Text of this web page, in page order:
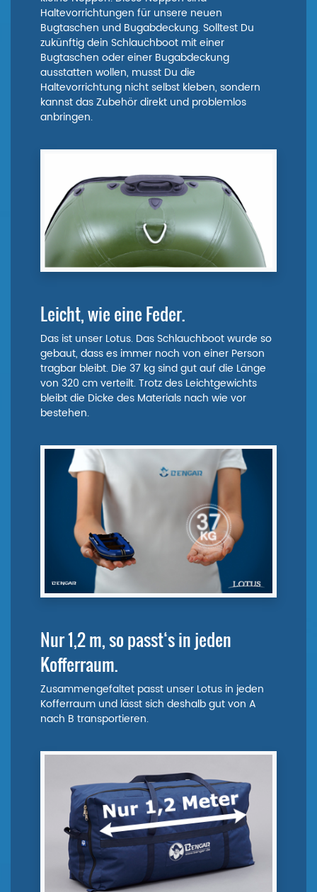
Haltevorrichtungen für unsere neuen
Bugtaschen und Bugabdeckung. Solltest Du
zukünftig dein Schlauchboot mit einer
Bugtaschen oder einer Bugabdeckung
ausstatten wollen, musst Du die
Haltevorrichtung nicht selbst kleben, sondern
kannst das Zubehör direkt und problemlos
anbringen.
Leicht, wie eine Feder.
Das ist unser Lotus. Das Schlauchboot wurde so
gebaut, dass es immer noch von einer Person
tragbar bleibt. Die 37 kg sind gut auf die Länge
von 320 cm verteilt. Trotz des Leichtgewichts
bleibt die Dicke des Materials nach wie vor
bestehen.
Nur 1,2 m, so passt‘s in jeden
Kofferraum.
Zusammengefaltet passt unser Lotus in jeden
Kofferraum und lässt sich deshalb gut von A
nach B transportieren.